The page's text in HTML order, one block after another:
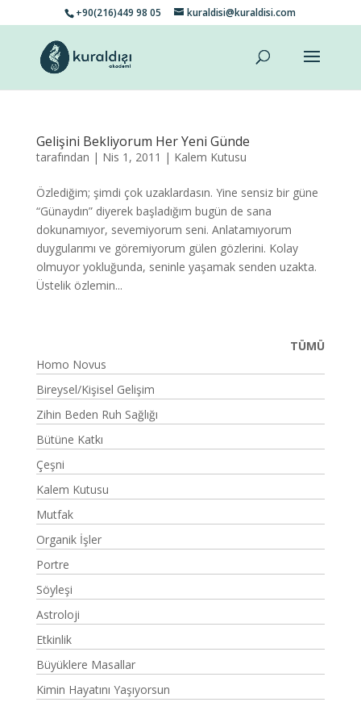
+90(216)449 98 05 kuraldisi@kuraldisi.com
Gelişini Bekliyorum Her Yeni Günde
tarafından | Nis 1, 2011 | Kalem Kutusu
Özlediğim; şimdi çok uzaklardasın. Yine sensiz bir güne
“Günaydın” diyerek başladığım bugün de sana
dokunamıyor, sevemiyorum seni. Anlatamıyorum
duygularımı ve göremiyorum gülen gözlerini. Kolay
olmuyor yokluğunda, seninle yaşamak senden uzakta.
Üstelik özlemin...
TÜMÜ
Homo Novus
Bireysel/Kişisel Gelişim
Zihin Beden Ruh Sağlığı
Bütüne Katkı
Çeşni
Kalem Kutusu
Mutfak
Organik İşler
Portre
Söyleşi
Astroloji
Etkinlik
Büyüklere Masallar
Kimin Hayatını Yaşıyorsun